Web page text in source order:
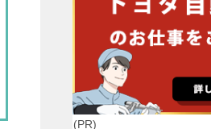
(PR)